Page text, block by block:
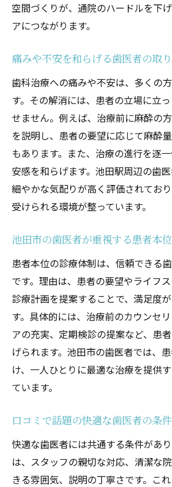
空間づくりが、通院のハードルを下
アにつながります。
痛みや不安を和らげる歯医者の取
歯科治療への痛みや不安は、多くの
す。その解消には、患者の立場に立
せません。例えば、治療前に麻酔の
を説明し、患者の要望に応じて麻酔
もあります。また、治療の進行を逐
安感を和らげます。池田駅周辺の歯
細やかな気配りが高く評価されてお
受けられる環境が整っています。
池田市の歯医者が重視する患者本
患者本位の診療体制は、信頼できる
です。理由は、患者の要望やライフ
診療計画を提案することで、満足度
す。具体的には、治療前のカウンセ
アの充実、定期検診の提案など、患
げられます。池田市の歯医者では、
け、一人ひとりに最適な治療を提供
ています。
口コミで話題の快適な歯医者の条
快適な歯医者には共通する条件があ
は、スタッフの親切な対応、清潔な
きる雰囲気、説明の丁寧さです。こ